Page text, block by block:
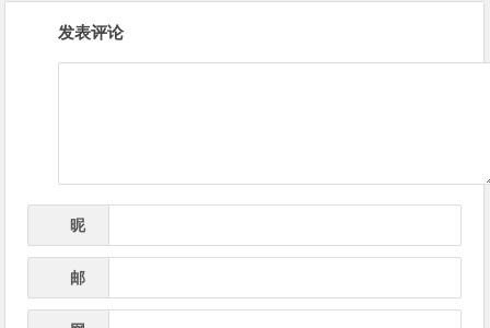
发表评论
昵
邮